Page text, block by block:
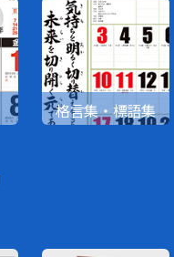
格言集・標語集